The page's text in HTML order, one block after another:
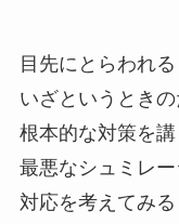
目先にとらわれ
いざというとき
根本的な対策を講
最悪なシュミレ
対応を考えてみる